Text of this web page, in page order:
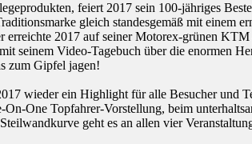
feiert 2017 sein 100-jähriges
gleich standesgemäß mit
erreichte 2017 auf seiner Motorex-grünen
seinem Video-Tagebuch über die enormen
zum Gipfel jagen!
wieder ein Highlight für alle Besucher und
One Topfahrer-Vorstellung, beim
geht es an allen vier